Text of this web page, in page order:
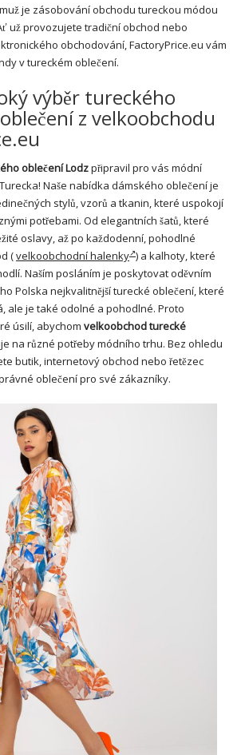
je zásobování obchodu tureckou módou
už provozujete tradiční obchod nebo
obchodování, FactoryPrice.eu vám
v tureckém oblečení.
výběr tureckého
z velkoobchodu
oblečení Lodzpřipravil pro vás módní
Naše nabídka dámského oblečení je
stylů, vzorů a tkanin, které uspokojí
potřebami. Od elegantních šatů, které
oslavy, až po každodenní, pohodlné
(velkoobchodní halenky ) a kalhoty, které
Naším posláním je poskytovat oděvním
Polska nejkvalitnější turecké oblečení, které
ale je také odolné a pohodlné. Proto
úsilí, abychom velkoobchod turecké
na různé potřeby módního trhu. Bez ohledu
butik, internetový obchod nebo řetězec
oblečení pro své zákazníky.